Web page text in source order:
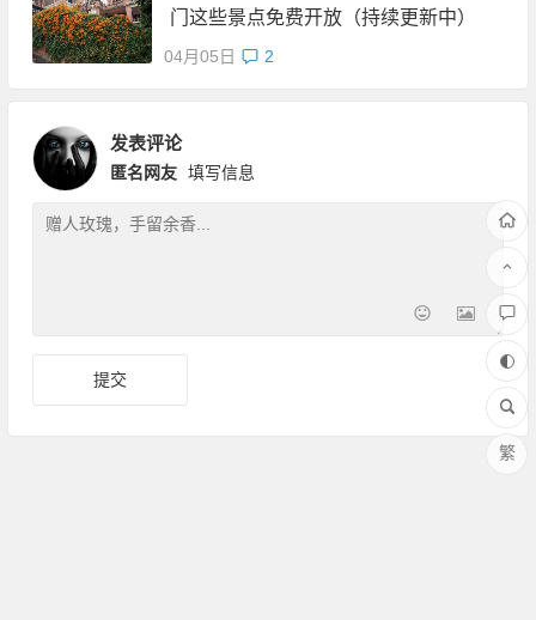
门这些景点免费开放（持续更新中）
04月05日 2
发表评论
匿名网友 填写信息
繁